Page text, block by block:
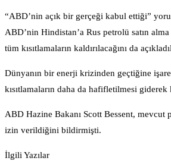
“ABD’nin açık bir gerçeği kabul ettiği”
ABD’nin Hindistan’a Rus petrolü satın
tüm kısıtlamaların kaldırılacağını da
Dünyanın bir enerji krizinden geçtiğine
kısıtlamaların daha da hafifletilmesi
ABD Hazine Bakanı Scott Bessent, mevcut
izin verildiğini bildirmişti.
İlgili Yazılar